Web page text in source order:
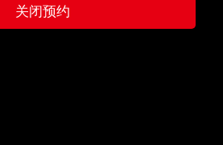
关闭预约